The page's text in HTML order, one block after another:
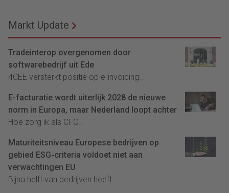
Markt Update
Tradeinterop overgenomen door
softwarebedrijf uit Ede
4CEE versterkt positie op e-invoicing...
E-facturatie wordt uiterlijk 2028 de nieuwe
norm in Europa, maar Nederland loopt achter
Hoe zorg ik als CFO...
Maturiteitsniveau Europese bedrijven op
gebied ESG-criteria voldoet niet aan
verwachtingen EU
Bijna helft van bedrijven heeft...